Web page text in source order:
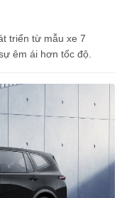
triển từ mẫu xe 7
êm ái hơn tốc độ.